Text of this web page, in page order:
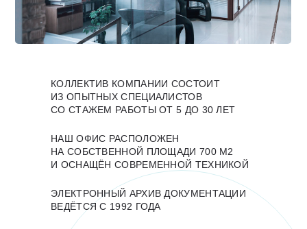
КОЛЛЕКТИВ КОМПАНИИ СОСТОИТ
ИЗ ОПЫТНЫХ СПЕЦИАЛИСТОВ
СО СТАЖЕМ РАБОТЫ ОТ 5 ДО 30 ЛЕТ
НАШ ОФИС РАСПОЛОЖЕН
НА СОБСТВЕННОЙ ПЛОЩАДИ 700 М2
И ОСНАЩЁН СОВРЕМЕННОЙ ТЕХНИКОЙ
ЭЛЕКТРОННЫЙ АРХИВ ДОКУМЕНТАЦИИ
ВЕДЁТСЯ С 1992 ГОДА